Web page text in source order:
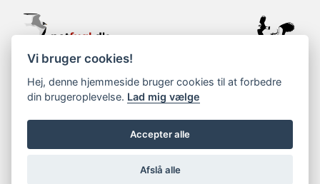
support@netfugl.dk
copyright © 2002-2023
Vi bruger cookies!
Hej, denne hjemmeside bruger cookies til at forbedre
din brugeroplevelse. Lad mig vælge
Accepter alle
Afslå alle